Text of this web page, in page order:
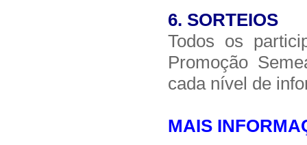
6. SORTEIOS
Todos os
Promoção
cada nível de
MAIS